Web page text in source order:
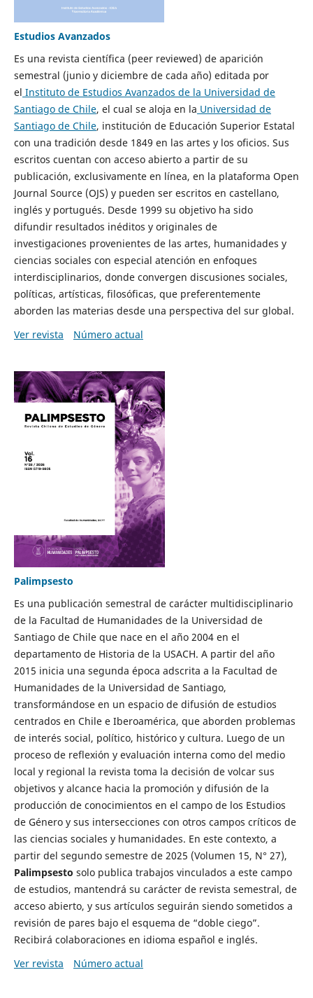
Estudios Avanzados
Es una revista científica (peer reviewed) de aparición
semestral (junio y diciembre de cada año) editada por
el Instituto de Estudios Avanzados de la Universidad de
Santiago de Chile, el cual se aloja en la Universidad de
Santiago de Chile, institución de Educación Superior Estatal
con una tradición desde 1849 en las artes y los oficios. Sus
escritos cuentan con acceso abierto a partir de su
publicación, exclusivamente en línea, en la plataforma Open
Journal Source (OJS) y pueden ser escritos en castellano,
inglés y portugués. Desde 1999 su objetivo ha sido
difundir resultados inéditos y originales de
investigaciones provenientes de las artes, humanidades y
ciencias sociales con especial atención en enfoques
interdisciplinarios, donde convergen discusiones sociales,
políticas, artísticas, filosóficas, que preferentemente
aborden las materias desde una perspectiva del sur global.
Ver revista
Número actual
Palimpsesto
Es una publicación semestral de carácter multidisciplinario
de la Facultad de Humanidades de la Universidad de
Santiago de Chile que nace en el año 2004 en el
departamento de Historia de la USACH. A partir del año
2015 inicia una segunda época adscrita a la Facultad de
Humanidades de la Universidad de Santiago,
transformándose en un espacio de difusión de estudios
centrados en Chile e Iberoamérica, que aborden problemas
de interés social, político, histórico y cultura. Luego de un
proceso de reflexión y evaluación interna como del medio
local y regional la revista toma la decisión de volcar sus
objetivos y alcance hacia la promoción y difusión de la
producción de conocimientos en el campo de los Estudios
de Género y sus intersecciones con otros campos críticos de
las ciencias sociales y humanidades. En este contexto, a
partir del segundo semestre de 2025 (Volumen 15, N° 27),
Palimpsesto solo publica trabajos vinculados a este campo
de estudios, mantendrá su carácter de revista semestral, de
acceso abierto, y sus artículos seguirán siendo sometidos a
revisión de pares bajo el esquema de “doble ciego”.
Recibirá colaboraciones en idioma español e inglés.
Ver revista
Número actual